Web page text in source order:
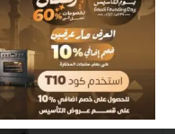
منتجات مشابهة